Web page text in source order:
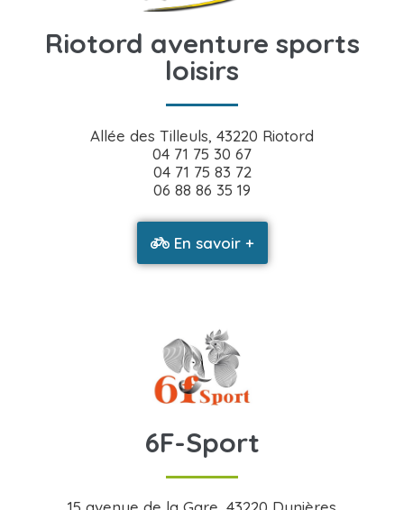
Riotord aventure sports
loisirs
Allée des Tilleuls, 43220 Riotord
04 71 75 30 67
04 71 75 83 72
06 88 86 35 19
En savoir +
6F-Sport